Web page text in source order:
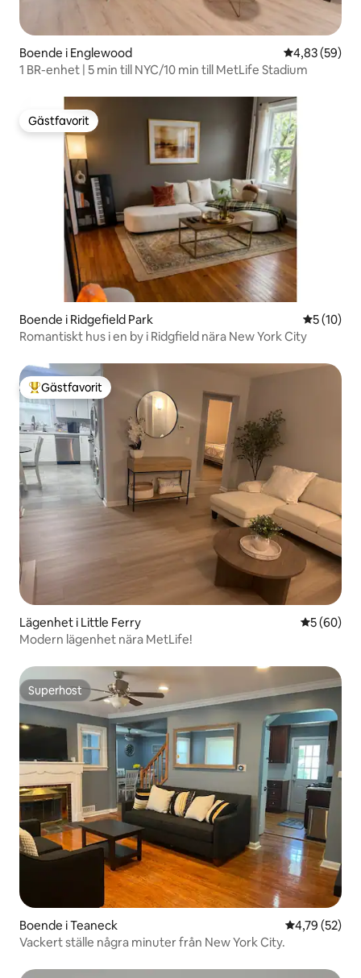
Boende i Englewood 4,83 av 5 i
4,83 (59)
1 BR-enhet | 5 min till NYC/10 min till MetLife Stadium
Gästfavorit
Gästfavorit
Boende i Ridgefield Park 5 av 5 i
5 (10)
Romantiskt hus i en by i Ridgfield nära New York City
Populär gästfavorit
Gästfavorit
Lägenhet i Little Ferry 5 av 5 i
5 (60)
Modern lägenhet nära MetLife!
Superhost
Superhost
Boende i Teaneck 4,79 av 5 i
4,79 (52)
Vackert ställe några minuter från New York City.